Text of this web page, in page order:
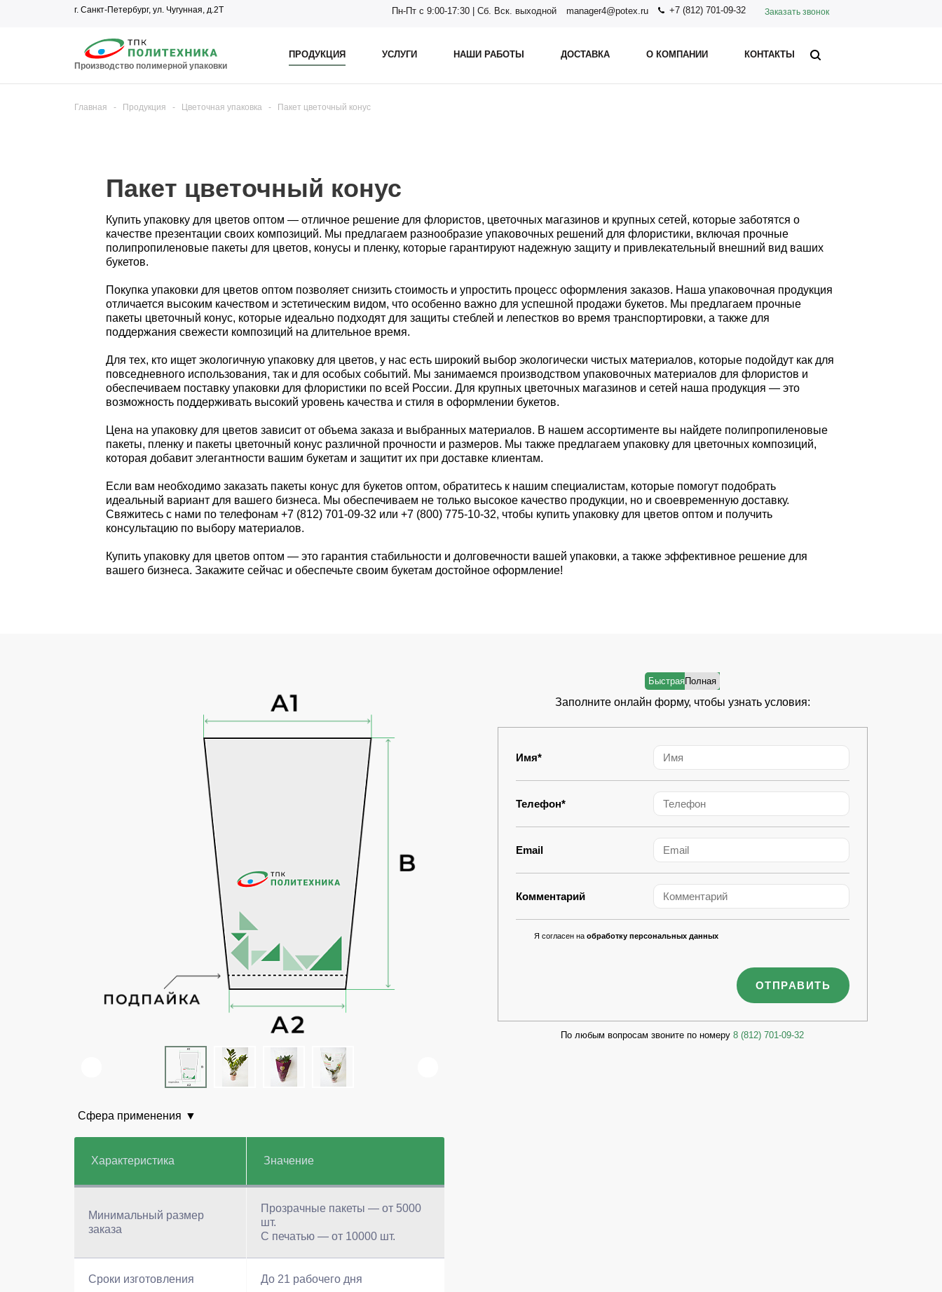
г. Санкт-Петербург, ул. Чугунная, д.2Т Пн-Пт с 9:00-17:30 | Сб. Вск. выходной manager4@potex.ru +7 (812) 701-09-32 Заказать звонок
Производство полимерной упаковки
ПРОДУКЦИЯ УСЛУГИ НАШИ РАБОТЫ ДОСТАВКА О КОМПАНИИ КОНТАКТЫ
Главная - Продукция - Цветочная упаковка - Пакет цветочный конус
Пакет цветочный конус
Купить упаковку для цветов оптом — отличное решение для флористов, цветочных магазинов и крупных сетей, которые заботятся о
качестве презентации своих композиций. Мы предлагаем разнообразие упаковочных решений для флористики, включая прочные
полипропиленовые пакеты для цветов, конусы и пленку, которые гарантируют надежную защиту и привлекательный внешний вид ваших
букетов.
Покупка упаковки для цветов оптом позволяет снизить стоимость и упростить процесс оформления заказов. Наша упаковочная продукция
отличается высоким качеством и эстетическим видом, что особенно важно для успешной продажи букетов. Мы предлагаем прочные
пакеты цветочный конус, которые идеально подходят для защиты стеблей и лепестков во время транспортировки, а также для
поддержания свежести композиций на длительное время.
Для тех, кто ищет экологичную упаковку для цветов, у нас есть широкий выбор экологически чистых материалов, которые подойдут как для
повседневного использования, так и для особых событий. Мы занимаемся производством упаковочных материалов для флористов и
обеспечиваем поставку упаковки для флористики по всей России. Для крупных цветочных магазинов и сетей наша продукция — это
возможность поддерживать высокий уровень качества и стиля в оформлении букетов.
Цена на упаковку для цветов зависит от объема заказа и выбранных материалов. В нашем ассортименте вы найдете полипропиленовые
пакеты, пленку и пакеты цветочный конус различной прочности и размеров. Мы также предлагаем упаковку для цветочных композиций,
которая добавит элегантности вашим букетам и защитит их при доставке клиентам.
Если вам необходимо заказать пакеты конус для букетов оптом, обратитесь к нашим специалистам, которые помогут подобрать
идеальный вариант для вашего бизнеса. Мы обеспечиваем не только высокое качество продукции, но и своевременную доставку.
Свяжитесь с нами по телефонам +7 (812) 701-09-32 или +7 (800) 775-10-32, чтобы купить упаковку для цветов оптом и получить
консультацию по выбору материалов.
Купить упаковку для цветов оптом — это гарантия стабильности и долговечности вашей упаковки, а также эффективное решение для
вашего бизнеса. Закажите сейчас и обеспечьте своим букетам достойное оформление!
Сфера применения
Характеристика Значение
Минимальный размер
заказа
Прозрачные пакеты — от 5000
шт.
С печатью — от 10000 шт.
Сроки изготовления До 21 рабочего дня
Заполните онлайн форму, чтобы узнать условия:
Имя*
Телефон*
Email
Комментарий
Я согласен на обработку персональных данных
По любым вопросам звоните по номеру8 (812) 701-09-32